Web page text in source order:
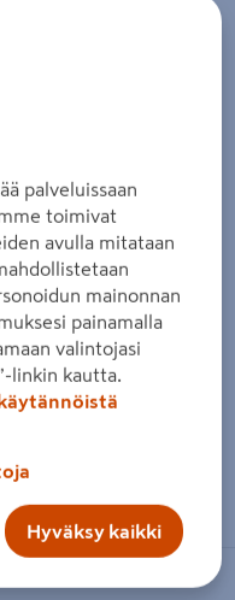
kosketusnäytöllä
palveluissaan
toimivat
avulla mitataan
mainonnan
painamalla
valintojasi
linkin kautta.
Hyväksy kaikki